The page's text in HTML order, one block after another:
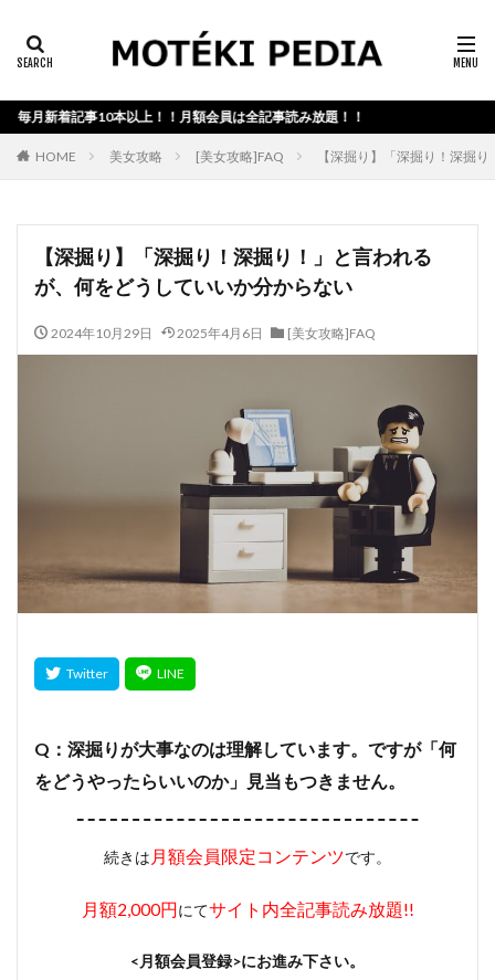
月新着記事10本以上！！月額会員は全記事読み放題！！
HOME 美女攻略 [美女攻略]FAQ 【深掘り】「深掘り！深掘
【深掘り】「深掘り！深掘り！」と言われる
が、何をどうしていいか分からない
2024年10月29日 2025年4月6日 [美女攻略]FAQ
Q：深掘りが大事なのは理解しています。ですが「何
をどうやったらいいのか」見当もつきません。
続きは 月額会員限定コンテンツです。
月額2,000円にてサイト内全記事読み放題!!
<月額会員登録>にお進み下さい。